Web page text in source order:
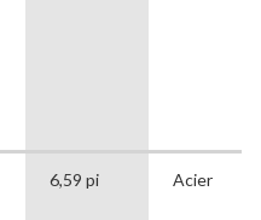
6,59 pi Acier